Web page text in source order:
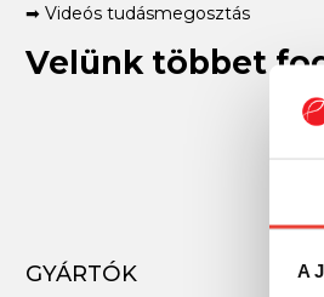
A
➡ Videós tudásmegosztás
Velünk többet
GYÁRTÓK